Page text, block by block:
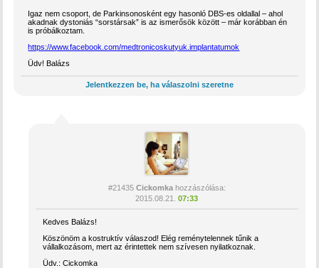
Igaz nem csoport, de Parkinsonosként egy hasonló DBS-es oldallal – ahol
akadnak dystoniás “sorstársak” is az ismerősök között – már korábban én
is próbálkoztam.
https://www.facebook.com/medtronicoskutyuk.implantatumok
Üdv! Balázs
Jelentkezzen be, ha válaszolni szeretne
#21435 Cickomkahozzászólása:
2015.08.21.
07:33
Kedves Balázs!
Köszönöm a kostruktív válaszod! Elég reménytelennek tűnik a
vállalkozásom, mert az érintettek nem szívesen nyilatkoznak.
Üdv.: Cickomka